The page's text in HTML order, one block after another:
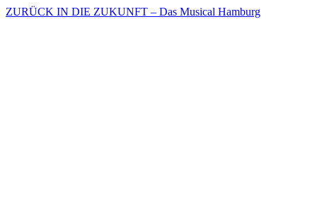
ZURÜCK IN DIE ZUKUNFT – Das Musical Hamburg